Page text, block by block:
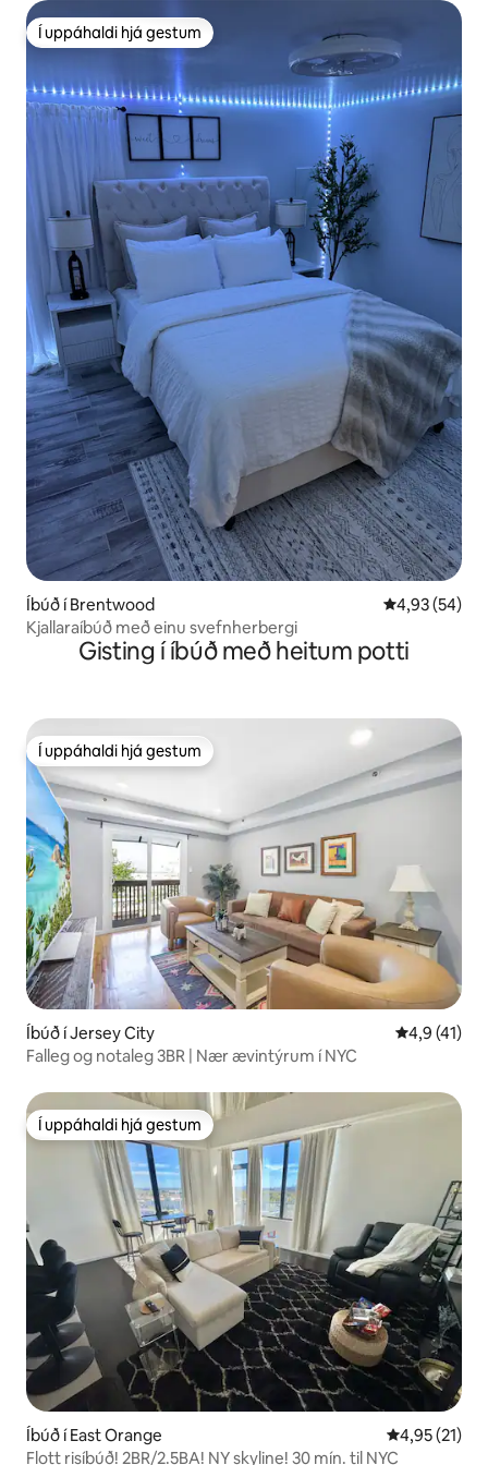
Í uppáhaldi hjá gestum
Í uppáhaldi hjá gestum
Íbúð í Brentwood 4,93 af 5 í
4,93 (54)
Kjallaraíbúð með einu svefnherbergi
Gisting í íbúð með heitum potti
Í uppáhaldi hjá gestum
Í uppáhaldi hjá gestum
Íbúð í Jersey City 4,9 af 5 í
4,9 (41)
Falleg og notaleg 3BR | Nær ævintýrum í NYC
Í uppáhaldi hjá gestum
Í uppáhaldi hjá gestum
Íbúð í East Orange 4,95 af 5 í
4,95 (21)
Flott risíbúð! 2BR/2.5BA! NY skyline! 30 mín. til NYC